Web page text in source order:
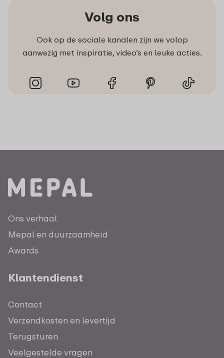
Volg ons
Ook op de sociale kanalen zijn we volop
aanwezig met inspiratie, video’s en leuke acties.
Ons verhaal
Mepal en duurzaamheid
Awards
Klantendienst
Contact
Verzendkosten en levertijd
Terugsturen
Veelgestelde vragen